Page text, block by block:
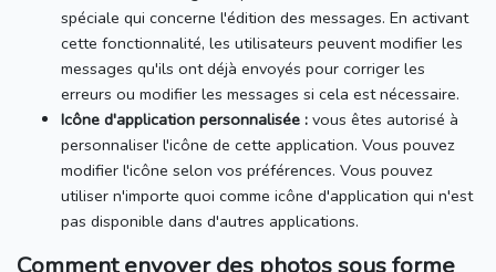
spéciale qui concerne l'édition des messages. En activant
cette fonctionnalité, les utilisateurs peuvent modifier les
messages qu'ils ont déjà envoyés pour corriger les
erreurs ou modifier les messages si cela est nécessaire.
Icône d'application personnalisée : vous êtes autorisé à
personnaliser l'icône de cette application. Vous pouvez
modifier l'icône selon vos préférences. Vous pouvez
utiliser n'importe quoi comme icône d'application qui n'est
pas disponible dans d'autres applications.
Comment envoyer des photos sous forme